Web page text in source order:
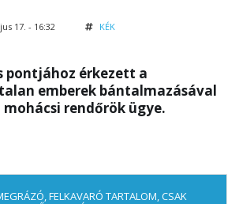
17. - 16:32 KÉK
pontjához érkezett a
emberek bántalmazásával
rendőrök ügye.
FELKAVARÓ TARTALOM, CSAK